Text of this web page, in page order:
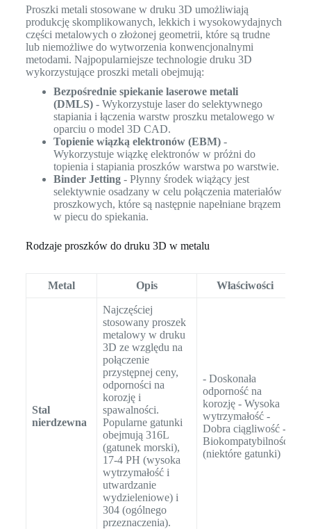
Proszki metali stosowane w druku 3D umożliwiają
produkcję skomplikowanych, lekkich i wysokowydajnych
części metalowych o złożonej geometrii, które są trudne
lub niemożliwe do wytworzenia konwencjonalnymi
metodami. Najpopularniejsze technologie druku 3D
wykorzystujące proszki metali obejmują:
Bezpośrednie spiekanie laserowe metali
(DMLS)- Wykorzystuje laser do selektywnego
stapiania i łączenia warstw proszku metalowego w
oparciu o model 3D CAD.
Topienie wiązką elektronów (EBM)-
Wykorzystuje wiązkę elektronów w próżni do
topienia i stapiania proszków warstwa po warstwie.
Binder Jetting- Płynny środek wiążący jest
selektywnie osadzany w celu połączenia materiałów
proszkowych, które są następnie napełniane brązem
w piecu do spiekania.
Rodzaje proszków do druku 3D w metalu
Metal Opis Właściwości
Stal
nierdzewna
Najczęściej
stosowany proszek
metalowy w druku
3D ze względu na
połączenie
przystępnej ceny,
odporności na
korozję i
spawalności.
Popularne gatunki
obejmują 316L
(gatunek morski),
17-4 PH (wysoka
wytrzymałość i
utwardzanie
wydzieleniowe) i
304 (ogólnego
przeznaczenia).
- Doskonała
odporność na
korozję - Wysoka
wytrzymałość -
Dobra ciągliwość -
Biokompatybilność
(niektóre gatunki)